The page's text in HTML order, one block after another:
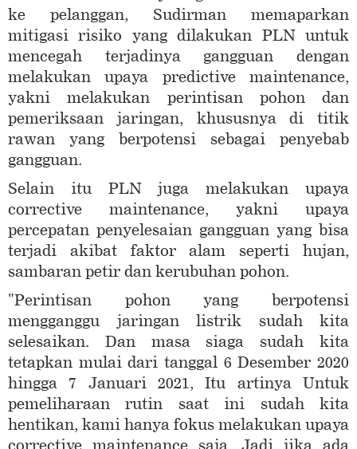
ke pelanggan, Sudirman memaparkan
mitigasi risiko yang dilakukan PLN untuk
mencegah terjadinya gangguan dengan
melakukan upaya predictive maintenance,
yakni melakukan perintisan pohon dan
pemeriksaan jaringan, khususnya di titik
rawan yang berpotensi sebagai penyebab
gangguan.
Selain itu PLN juga melakukan upaya
corrective maintenance, yakni upaya
percepatan penyelesaian gangguan yang bisa
terjadi akibat faktor alam seperti hujan,
sambaran petir dan kerubuhan pohon.
"Perintisan pohon yang berpotensi
mengganggu jaringan listrik sudah kita
selesaikan. Dan masa siaga sudah kita
tetapkan mulai dari tanggal 6 Desember 2020
hingga 7 Januari 2021, Itu artinya Untuk
pemeliharaan rutin saat ini sudah kita
hentikan, kami hanya fokus melakukan upaya